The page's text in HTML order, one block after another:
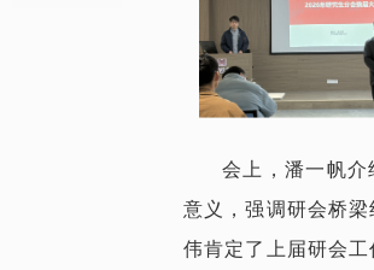
会上，潘一帆介
意义，强调研会桥梁
伟肯定了上届研会